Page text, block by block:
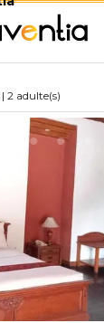
|2 adulte(s)